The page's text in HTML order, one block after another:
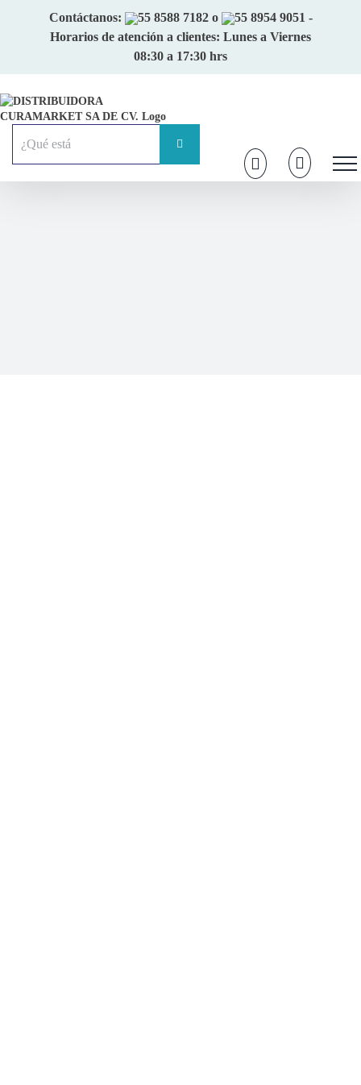
Contáctanos: 55 8588 7182o 55 8954 9051 -
Horarios de atención a clientes: Lunes a Viernes
08:30 a 17:30 hrs